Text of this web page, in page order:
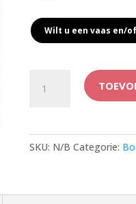
Wilt u een vaas en/
gemengd
SKU: N/B Categorie: